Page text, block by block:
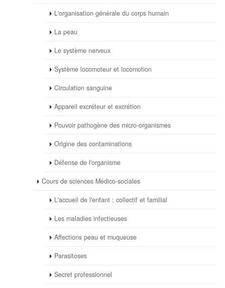
L'organisation générale du corps humain
La peau
Le système nerveux
Système locomoteur et locomotion
Circulation sanguine
Appareil excréteur et excrétion
Pouvoir pathogène des micro-organismes
Origine des contaminations
Défense de l'organisme
Cours de sciences Médico-sociales
L'accueil de l'enfant : collectif et familial
Les maladies infectieuses
Affections peau et muqueuse
Parasitoses
Secret professionnel